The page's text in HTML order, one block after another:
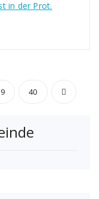
in der Prot.
40